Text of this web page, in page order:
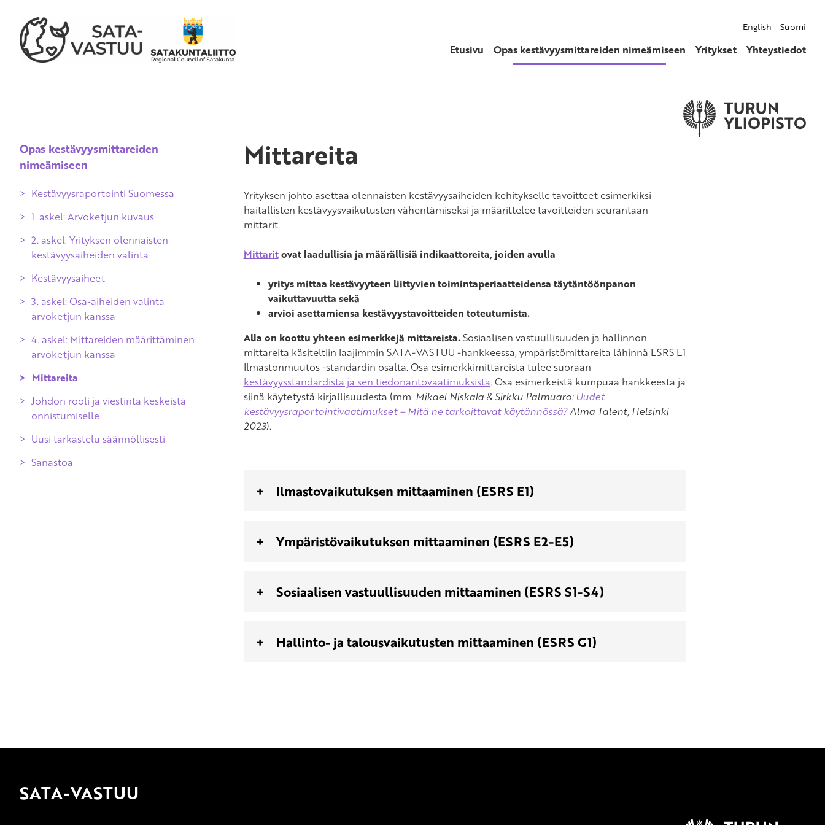
English Suomi
Etusivu Opas kestävyysmittareiden nimeämiseen Yritykset Yhteystiedot
Opas kestävyysmittareiden
nimeämiseen
Kestävyysraportointi Suomessa
1. askel: Arvoketjun kuvaus
2. askel: Yrityksen olennaisten
kestävyysaiheiden valinta
Kestävyysaiheet
3. askel: Osa-aiheiden valinta
arvoketjun kanssa
Tapa 1. Lähityöpaja
Tapa 2. Etätyöpaja
4. askel: Mittareiden määrittäminen
arvoketjun kanssa
Tapa 1. Lähityöpaja
Tapa 2. Etätyöpaja
Mittareita
Johdon rooli ja viestintä keskeistä
onnistumiselle
Uusi tarkastelu säännöllisesti
Sanastoa
Mittareita
Yrityksen johto asettaa olennaisten kestävyysaiheiden kehitykselle tavoitteet esimerkiksi
haitallisten kestävyysvaikutusten vähentämiseksi ja määrittelee tavoitteiden seurantaan
mittarit.
Mittaritovat laadullisia ja määrällisiä indikaattoreita, joiden avulla
yritys mittaa kestävyyteen liittyvien toimintaperiaatteidensa täytäntöönpanon
vaikuttavuutta sekä
arvioi asettamiensa kestävyystavoitteiden toteutumista.
Alla on koottu yhteen esimerkkejä mittareista.Sosiaalisen vastuullisuuden ja hallinnon
mittareita käsiteltiin laajimmin SATA-VASTUU -hankkeessa, ympäristömittareita lähinnä ESRS E1
Ilmastonmuutos -standardin osalta. Osa esimerkkimittareista tulee suoraan
kestävyysstandardista ja sen tiedonantovaatimuksista. Osa esimerkeistä kumpuaa hankkeesta ja
siinä käytetystä kirjallisuudesta (mm. Mikael Niskala & Sirkku Palmuaro: Uudet
kestävyysraportointivaatimukset – Mitä ne tarkoittavat käytännössä?Alma Talent, Helsinki
2023).
Ilmastovaikutuksen mittaaminen (ESRS E1)
Ympäristövaikutuksen mittaaminen (ESRS E2-E5)
Sosiaalisen vastuullisuuden mittaaminen (ESRS S1-S4)
Hallinto- ja talousvaikutusten mittaaminen (ESRS G1)
SATA-VASTUU